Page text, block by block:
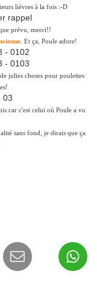
lièvres à la fois :-D
prévu, merci!!
. Et ça, Poule adore!
de jolies choses pour poulettes
car c'est celui où Poule a vu
sans fond, je dirais que ça